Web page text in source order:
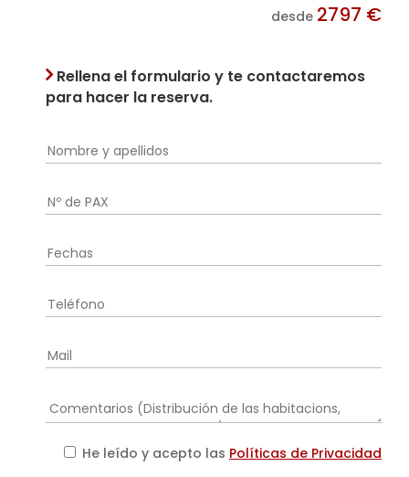
desde 2797 €
Rellena el formulario y te contactaremos
para hacer la reserva.
He leído y acepto las Políticas de Privacidad